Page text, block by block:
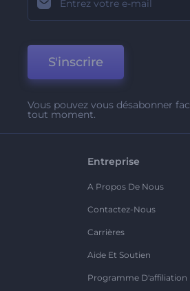
S'inscrire
Vous pouvez vous désabonner
tout moment.
Entreprise
A Propos De Nous
Contactez-Nous
Carrières
Aide Et Soutien
Programme D'affiliation